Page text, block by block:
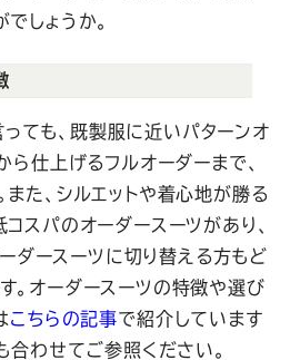
でしょうか。
ても、既製服に近いパターンオ
ら仕上げるフルオーダーまで、
た、シルエットや着心地が勝る
スパのオーダースーツがあり、
ダースーツに切り替える方もど
。オーダースーツの特徴や選び
こちらの記事で紹介しています
合わせてご参照ください。